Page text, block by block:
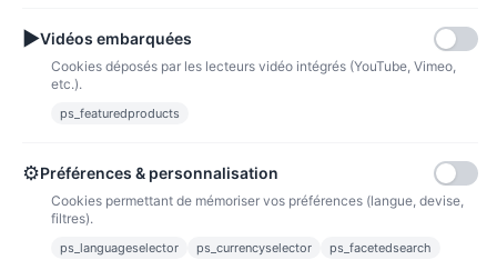
bons de réductions.
▶Vidéos embarquées
Cookies déposés par les lecteurs vidéo intégrés (YouTube, Vimeo,
etc.).
ps_featuredproducts
⚙Préférences & personnalisation
Cookies permettant de mémoriser vos préférences (langue, devise,
filtres).
ps_languageselector ps_currencyselector ps_facetedsearch